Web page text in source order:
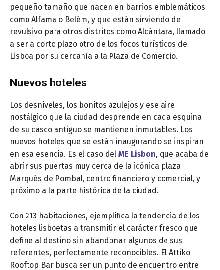
pequeño tamaño que nacen en barrios emblemáticos
como Alfama o Belém, y que están sirviendo de
revulsivo para otros distritos como Alcántara, llamado
a ser a corto plazo otro de los focos turísticos de
Lisboa por su cercanía a la Plaza de Comercio.
Nuevos hoteles
Los desniveles, los bonitos azulejos y ese aire
nostálgico que la ciudad desprende en cada esquina
de su casco antiguo se mantienen inmutables. Los
nuevos hoteles que se están inaugurando se inspiran
en esa esencia. Es el caso del ME Lisbon, que acaba de
abrir sus puertas muy cerca de la icónica plaza
Marqués de Pombal, centro financiero y comercial, y
próximo a la parte histórica de la ciudad.
Con 213 habitaciones, ejemplifica la tendencia de los
hoteles lisboetas a transmitir el carácter fresco que
define al destino sin abandonar algunos de sus
referentes, perfectamente reconocibles. El Attiko
Rooftop Bar busca ser un punto de encuentro entre